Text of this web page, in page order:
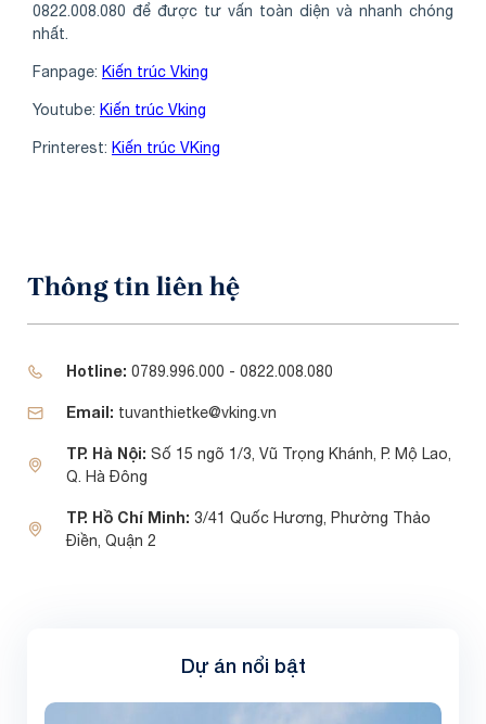
0822.008.080 để được tư vấn toàn diện và nhanh chóng
nhất.
Fanpage: Kiến trúc Vking
Youtube: Kiến trúc Vking
Printerest: Kiến trúc VKing
Thông tin liên hệ
Hotline: 0789.996.000 - 0822.008.080
Email: tuvanthietke@vking.vn
TP. Hà Nội: Số 15 ngõ 1/3, Vũ Trọng Khánh, P. Mộ Lao,
Q. Hà Đông
TP. Hồ Chí Minh: 3/41 Quốc Hương, Phường Thảo
Điền, Quận 2
Dự án nổi bật